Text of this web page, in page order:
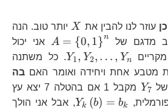
כן עוזר לנו להבין את X יותר טוב. הנה
מדגם של
A = {0, 1}n
אני יכול
Y1, Y2, … , Yn
. כל משתנה
מטבע אחת ויחידה ואומר האם בה
Y_{7}
Y7
מקבל 1 אם בהטלה 7 יצא עץ
Yk (b) = bk
, אבל אני הולך